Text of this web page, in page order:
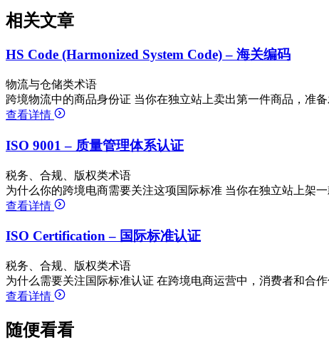
相关文章
HS Code (Harmonized System Code) – 海关编码
物流与仓储类术语
跨境物流中的商品身份证 当你在独立站上卖出第一件商品，准
查看详情
ISO 9001 – 质量管理体系认证
税务、合规、版权类术语
为什么你的跨境电商需要关注这项国际标准 当你在独立站上架
查看详情
ISO Certification – 国际标准认证
税务、合规、版权类术语
为什么需要关注国际标准认证 在跨境电商运营中，消费者和合
查看详情
随便看看